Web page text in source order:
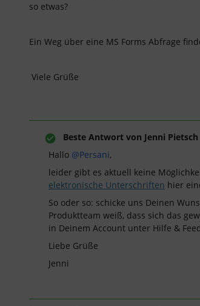
so etwas?
Ein Weg über eine MS Forms Abfrage
Viele Grüße
Beste Antwort von Jenni Pietsch
Hallo @Persani,
leider gibt es aktuell keine
elektronische Unterschriften hier
So oder so: schicke uns Deinen
Produktteam weiß, dass sich das
in Deinem Account unter Hilfe &
Liebe Grüße
Jenni